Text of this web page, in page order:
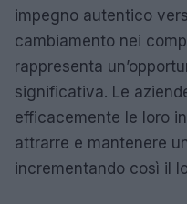
impegno autentico
cambiamento nei
rappresenta
significativa. Le
efficacemente le loro
attrarre e mantenere
incrementando così il